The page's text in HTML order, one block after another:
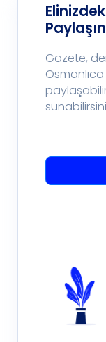
Paylaşın
Gazete,